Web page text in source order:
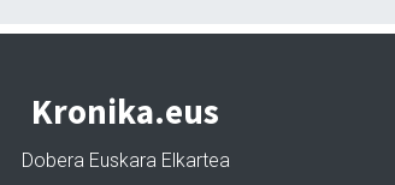
Kronika.eus
Dobera Euskara Elkartea